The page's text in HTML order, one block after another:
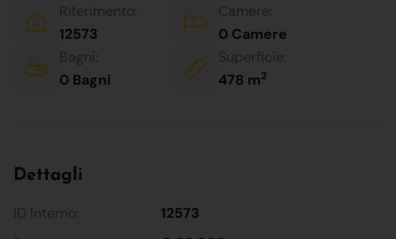
Riferimento:
12573
Camere:
0 Camere
Bagni:
0 Bagni
Superficie:
478 m2
Dettagli
ID Interno:
12573